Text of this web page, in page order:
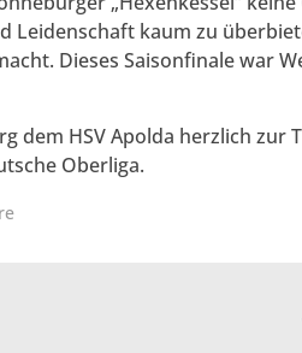
Leidenschaft kaum zu
Dieses Saisonfinale war
dem HSV Apolda herzlich
Oberliga.